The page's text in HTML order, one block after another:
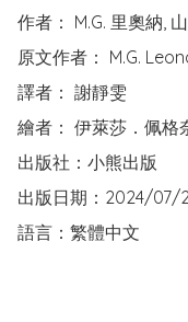
作者： M.G. 里奧納,
原文作者： M.G.
譯者： 謝靜雯
繪者： 伊萊莎．佩格
出版社：小熊出版
出版日期：2024/07/
語言：繁體中文